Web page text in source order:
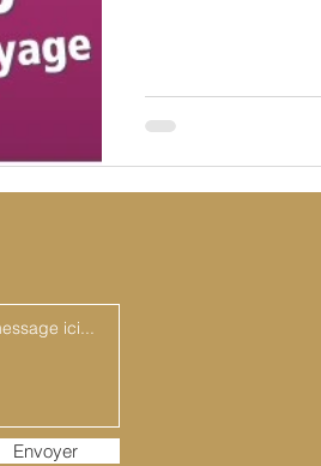
Envoyer